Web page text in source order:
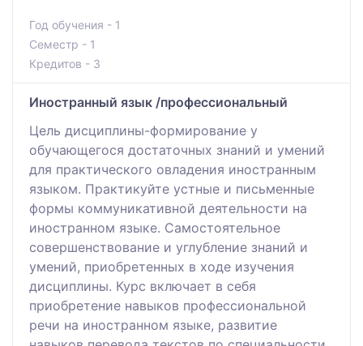
Год обучения - 1
Семестр - 1
Кредитов - 3
Иностранный язык /профессиональный
Цель дисциплины-формирование у
обучающегося достаточных знаний и умений
для практического овладения иностранным
языком. Практикуйте устные и письменные
формы коммуникативной деятельности на
иностранном языке. Самостоятельное
совершенствование и углубление знаний и
умений, приобретенных в ходе изучения
дисциплины. Курс включает в себя
приобретение навыков профессиональной
речи на иностранном языке, развитие